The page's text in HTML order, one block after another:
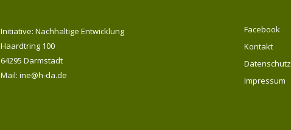
Initiative: Nachhaltige Entwicklung
Haardtring 100
64295 Darmstadt
Mail: ine@h-da.de
Facebook
Kontakt
Datenschutz
Impressum